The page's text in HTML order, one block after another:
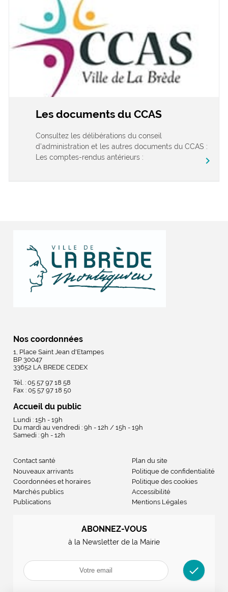
Les documents du CCAS
Consultez les délibérations du conseil
d’administration et les autres documents du CCAS :
Les comptes-rendus antérieurs :
chevron_right
Nos coordonnées
1, Place Saint Jean d'Etampes
BP 30047
33652 LA BREDE CEDEX
Tél. : 05 57 97 18 58
Fax : 05 57 97 18 50
Accueil du public
Lundi : 15h - 19h
Du mardi au vendredi : 9h - 12h / 15h - 19h
Samedi : 9h - 12h
Contact santé
Nouveaux arrivants
Coordonnées et horaires
Marchés publics
Publications
Plan du site
Politique de confidentialité
Politique des cookies
Accessibilité
Mentions Légales
ABONNEZ-VOUS
à la Newsletter de la Mairie
check